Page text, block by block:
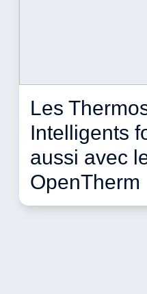
Les
Intelligents
aussi avec
OpenTherm